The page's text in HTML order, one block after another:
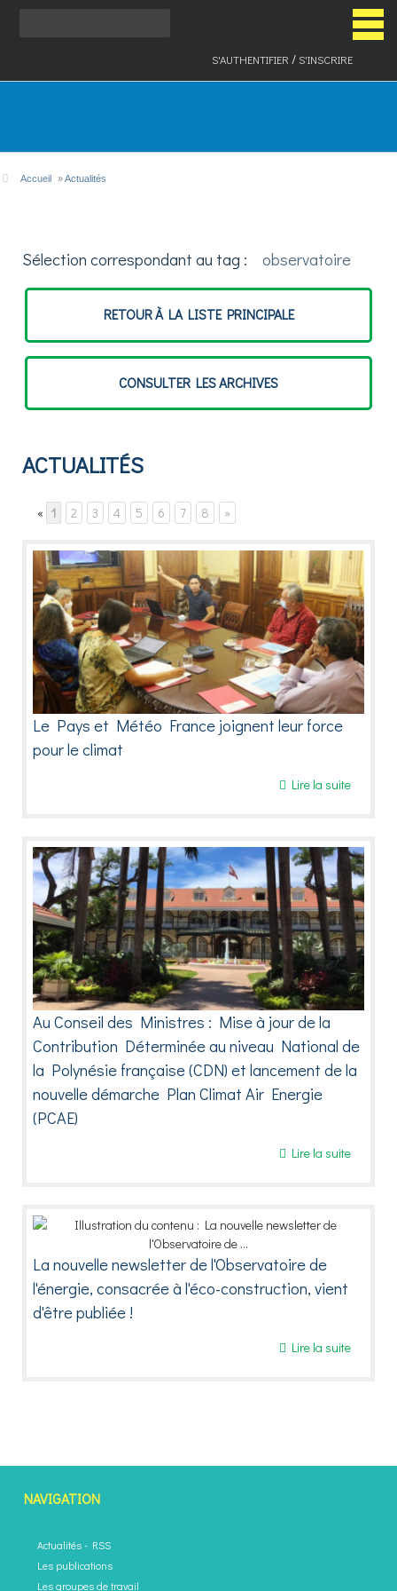
S'AUTHENTIFIER /S'INSCRIRE
PLAN D'ACTION
INDICATEURS
PUBLICATIONS
CONTRIBUEZ
Accueil » Actualités
Sélection correspondant au tag : observatoire
RETOUR À LA LISTE PRINCIPALE
CONSULTER LES ARCHIVES
ACTUALITÉS
« 1 2 3 4 5 6 7 8 »
Le Pays et Météo France joignent leur force
pour le climat
Lire la suite
Au Conseil des Ministres : Mise à jour de la
Contribution Déterminée au niveau National de
la Polynésie française (CDN) et lancement de la
nouvelle démarche Plan Climat Air Energie
(PCAE)
Lire la suite
La nouvelle newsletter de l'Observatoire de
l'énergie, consacrée à l'éco-construction, vient
d'être publiée !
Lire la suite
NAVIGATION
Actualités- RSS
Les publications
Les groupes de travail